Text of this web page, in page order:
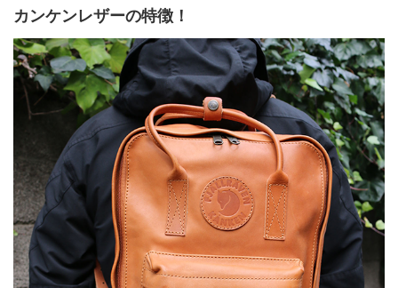
カンケンレザーの特徴！